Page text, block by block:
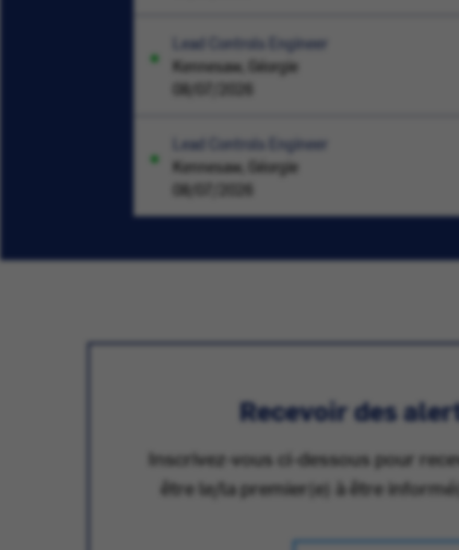
Lead Controls Engineer
Kennesaw, Géorgie
08/07/2026
Lead Controls Engineer
Kennesaw, Géorgie
08/07/2026
Recevoir des
Inscrivez-vous ci-dessous pour
être le/la premier(e) à être